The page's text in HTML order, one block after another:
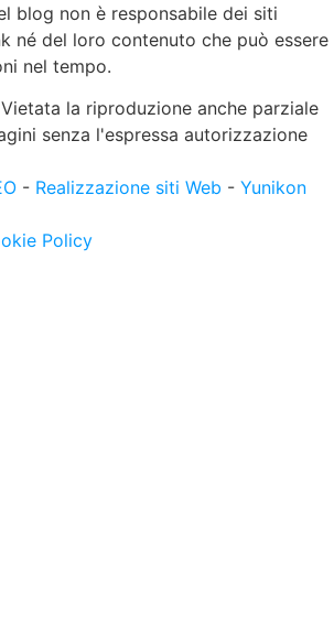
blog non è responsabile dei siti
né del loro contenuto che può essere
nel tempo.
la riproduzione anche parziale
senza l'espressa autorizzazione
- Realizzazione siti Web - Yunikon
Policy